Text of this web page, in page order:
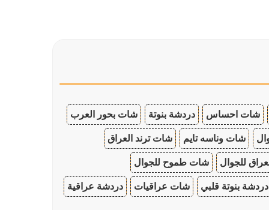
شات احساس دردشة بنوتة شات بحور العرب
شات وناسه تايم شات ترند العراق
للجوال شات طموح للجوال
دردشة بنوتة قلبي شات عراقيات دردشة عراقية